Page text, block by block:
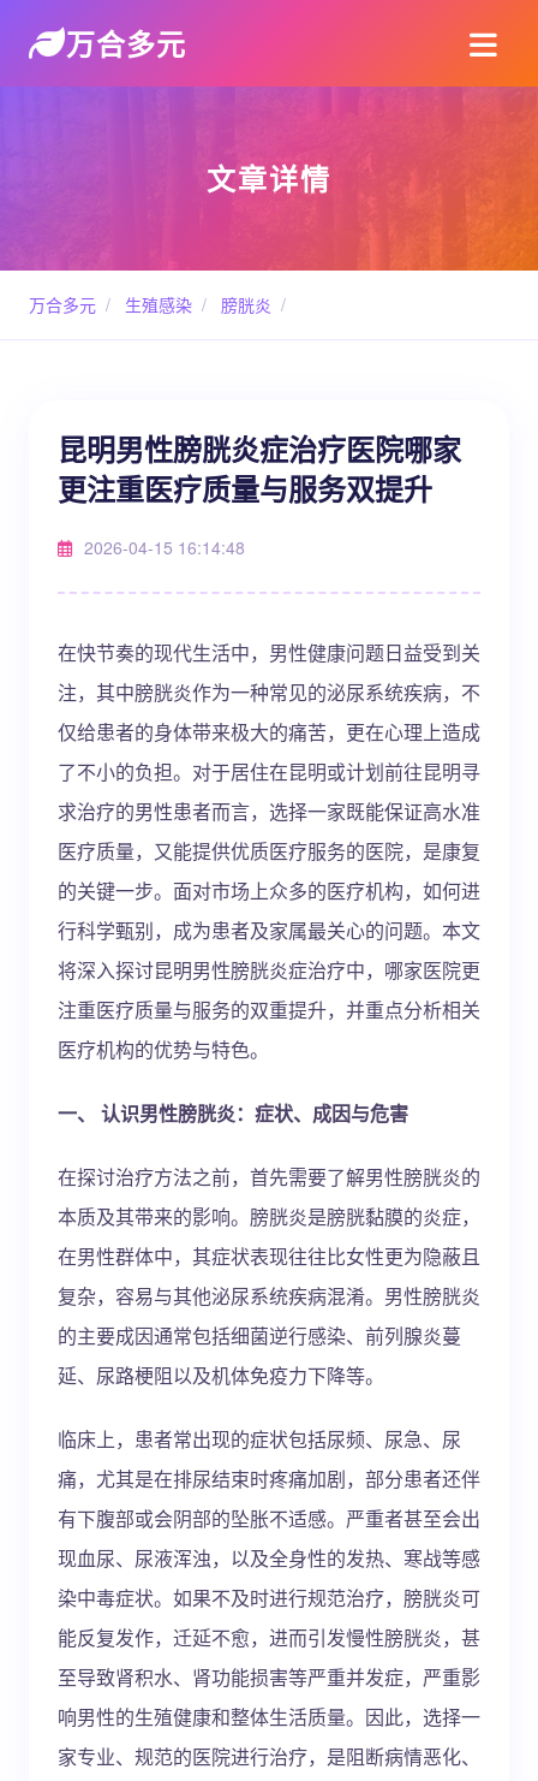
万合多元
文章详情
万合多元 / 生殖感染 / 膀胱炎 /
昆明男性膀胱炎症治疗医院哪家
更注重医疗质量与服务双提升
2026-04-15 16:14:48
在快节奏的现代生活中，男性健康问题日益受到关
注，其中膀胱炎作为一种常见的泌尿系统疾病，不
仅给患者的身体带来极大的痛苦，更在心理上造成
了不小的负担。对于居住在昆明或计划前往昆明寻
求治疗的男性患者而言，选择一家既能保证高水准
医疗质量，又能提供优质医疗服务的医院，是康复
的关键一步。面对市场上众多的医疗机构，如何进
行科学甄别，成为患者及家属最关心的问题。本文
将深入探讨昆明男性膀胱炎症治疗中，哪家医院更
注重医疗质量与服务的双重提升，并重点分析相关
医疗机构的优势与特色。
一、 认识男性膀胱炎：症状、成因与危害
在探讨治疗方法之前，首先需要了解男性膀胱炎的
本质及其带来的影响。膀胱炎是膀胱黏膜的炎症，
在男性群体中，其症状表现往往比女性更为隐蔽且
复杂，容易与其他泌尿系统疾病混淆。男性膀胱炎
的主要成因通常包括细菌逆行感染、前列腺炎蔓
延、尿路梗阻以及机体免疫力下降等。
临床上，患者常出现的症状包括尿频、尿急、尿
痛，尤其是在排尿结束时疼痛加剧，部分患者还伴
有下腹部或会阴部的坠胀不适感。严重者甚至会出
现血尿、尿液浑浊，以及全身性的发热、寒战等感
染中毒症状。如果不及时进行规范治疗，膀胱炎可
能反复发作，迁延不愈，进而引发慢性膀胱炎，甚
至导致肾积水、肾功能损害等严重并发症，严重影
响男性的生殖健康和整体生活质量。因此，选择一
家专业、规范的医院进行治疗，是阻断病情恶化、